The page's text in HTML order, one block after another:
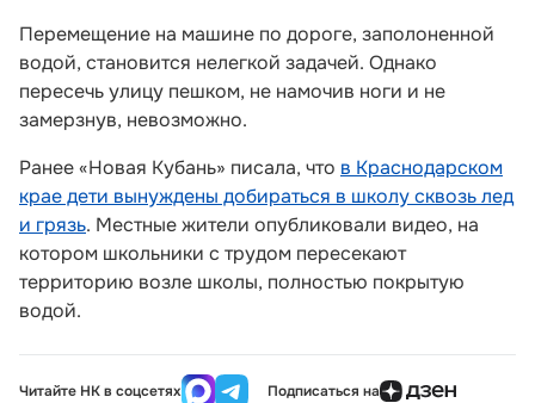
Перемещение на машине по дороге, заполоненной
водой, становится нелегкой задачей. Однако
пересечь улицу пешком, не намочив ноги и не
замерзнув, невозможно.
Ранее «Новая Кубань» писала, что в Краснодарском
крае дети вынуждены добираться в школу сквозь лед
и грязь. Местные жители опубликовали видео, на
котором школьники с трудом пересекают
территорию возле школы, полностью покрытую
водой.
Читайте НК в соцсетях Подписаться на